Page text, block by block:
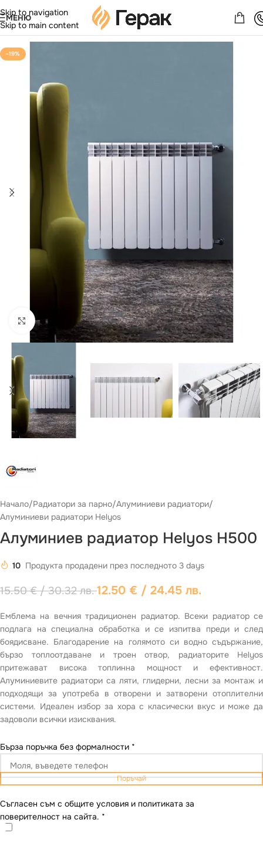
Skip to navigation
Skip to main content
МЕНЮ
-19%
Виж повече
Начало/Радиатори за парно/Aлуминиеви радиатори/
Aлуминиеви радиатори Helyos
Алуминиев радиатор Helyos H500
10 Продукта продадени през последното 3 days
15.50€/ 30.32 лв.12.50 € / 24.45 лв.
Емблема на вечния традиционен радиатор. Всеки радиатор се
подлага на специална обработка и се изпитва преди и след
боядисване. Благодарение на голямото си водно съдържание,
бързо топлоотдаване и троен отвор, радиаторите Helyos
притежават висока топлинна мощност и ефективност.
Алуминиевите радиатори са ляти, глидерни, лесни за монтаж и
подходящи за употреба в отворени и затворени отоплителни
системи. Идеален избор за хора с класически вкус и може да
задоволи всички изисквания.
Бърза поръчка без формалности *
Поръчай
Съгласен съм с общите условия и политиката за
поверителност на сайта. *